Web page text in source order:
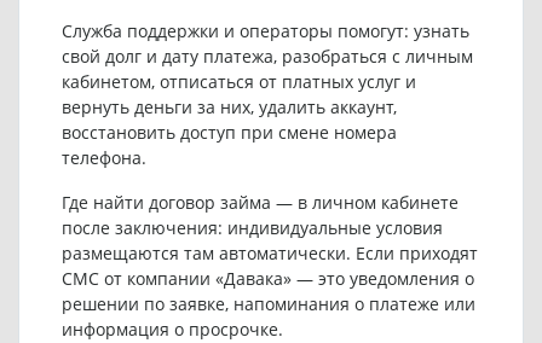
Служба поддержки и операторы помогут: узнать
свой долг и дату платежа, разобраться с личным
кабинетом, отписаться от платных услуг и
вернуть деньги за них, удалить аккаунт,
восстановить доступ при смене номера
телефона.
Где найти договор займа — в личном кабинете
после заключения: индивидуальные условия
размещаются там автоматически. Если приходят
СМС от компании «Давака» — это уведомления о
решении по заявке, напоминания о платеже или
информация о просрочке.